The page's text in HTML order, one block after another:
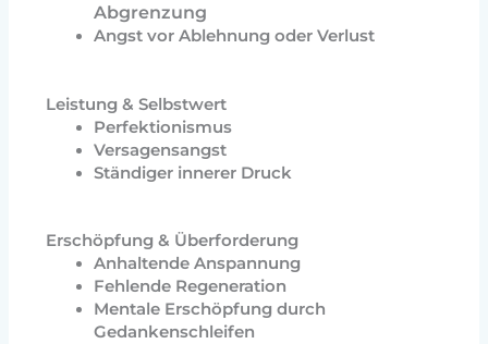
Abgrenzung
Angst vor Ablehnung oder Verlust
Leistung & Selbstwert
Perfektionismus
Versagensangst
Ständiger innerer Druck
Erschöpfung & Überforderung
Anhaltende Anspannung
Fehlende Regeneration
Mentale Erschöpfung durch
Gedankenschleifen